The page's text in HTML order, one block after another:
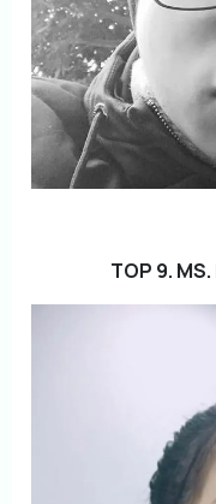
TOP 9. MS.